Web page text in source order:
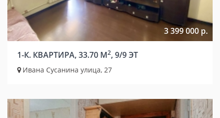
3 399 000 р.
1-К. КВАРТИРА, 33.70 М2, 9/9 ЭТ
Ивана Сусанина улица, 27